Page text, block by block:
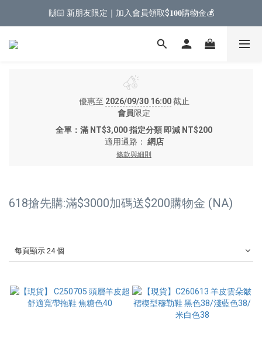
🙌🏻 新朋友限定｜加入會員領取$𝟏𝟎𝟎購物金💰
優惠至 2026/09/30 16:00截止
會員限定
全單：滿 NT$3,000 指定分類 即減 NT$200
適用通路： 網店
條款與細則
618搶先購:滿$3000加碼送$200購物金 (NA)
每頁顯示 24 個